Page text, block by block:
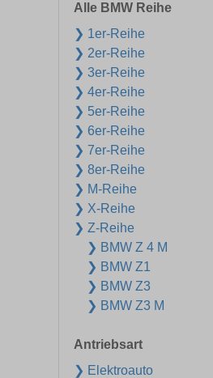
Alle BMW Reihe
❯ 1er-Reihe
❯ 2er-Reihe
❯ 3er-Reihe
❯ 4er-Reihe
❯ 5er-Reihe
❯ 6er-Reihe
❯ 7er-Reihe
❯ 8er-Reihe
❯ M-Reihe
❯ X-Reihe
❯ Z-Reihe
❯ BMW Z 4 M
❯ BMW Z1
❯ BMW Z3
❯ BMW Z3 M
Antriebsart
❯ Elektroauto